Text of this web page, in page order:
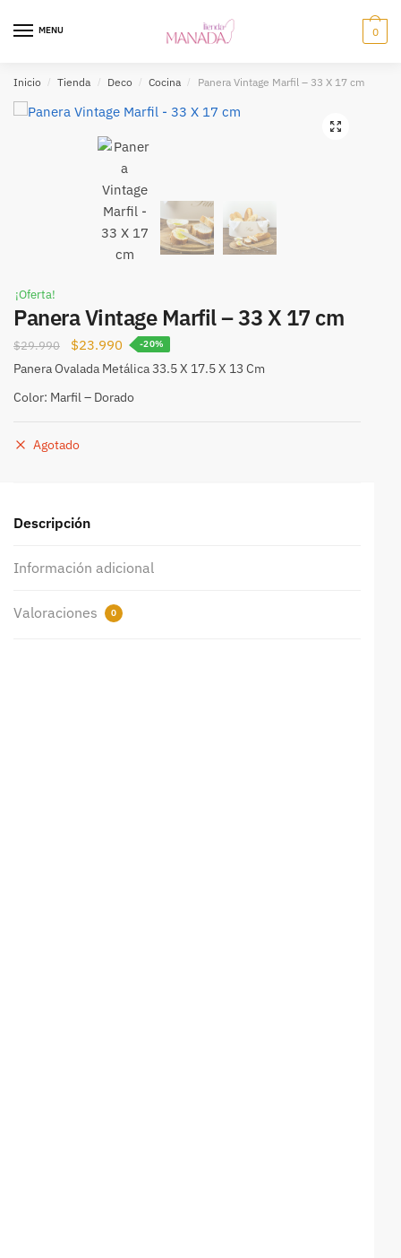
MENU 0
Inicio / Tienda / Deco / Cocina / Panera Vintage Marfil – 33 X 17 cm
🔍
¡Oferta!
Panera Vintage Marfil – 33 X 17 cm
$29.990 $23.990 -20%
Panera Ovalada Metálica 33.5 X 17.5 X 13 Cm
Color: Marfil – Dorado
Agotado
Descripción
Información adicional
Valoraciones 0